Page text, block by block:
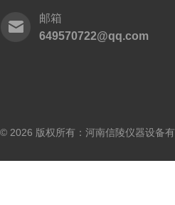
邮箱
649570722@qq.com
© 2026 版权所有：河南信陵仪器设备